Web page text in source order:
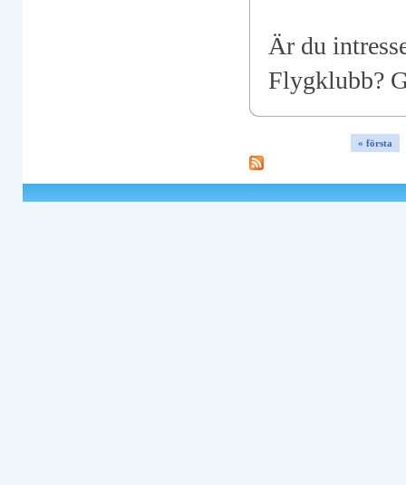
Är du
Flygklubb?
« första